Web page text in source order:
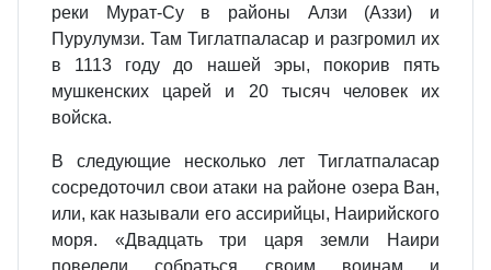
реки Мурат-Су в районы Алзи (Аззи) и
Пурулумзи. Там Тиглатпаласар и разгромил их
в 1113 году до нашей эры, покорив пять
мушкенских царей и 20 тысяч человек их
войска.
В следующие несколько лет Тиглатпаласар
сосредоточил свои атаки на районе озера Ван,
или, как называли его ассирийцы, Наирийского
моря. «Двадцать три царя земли Наири
повелели собраться своим воинам и